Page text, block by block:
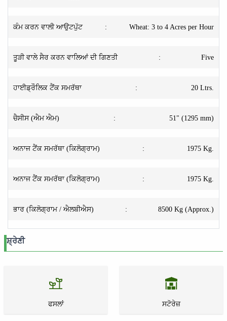
ਕੰਮ ਕਰਨ ਵਾਲੀ ਆਉਟਪੁੱਟ : Wheat: 3 to 4 Acres per Hour
ਤੂੜੀ ਵਾਲੇ ਸੈਰ ਕਰਨ ਵਾਲਿਆਂ ਦੀ ਗਿਣਤੀ : Five
ਹਾਈਡ੍ਰੌਲਿਕ ਟੈਂਕ ਸਮਰੱਥਾ : 20 Ltrs.
ਚੈਸੀਸ (ਐਮ ਐਮ) : 51" (1295 mm)
ਅਨਾਜ ਟੈਂਕ ਸਮਰੱਥਾ (ਕਿਲੋਗ੍ਰਾਮ) : 1975 Kg.
ਅਨਾਜ ਟੈਂਕ ਸਮਰੱਥਾ (ਕਿਲੋਗ੍ਰਾਮ) : 1975 Kg.
ਭਾਰ (ਕਿਲੋਗ੍ਰਾਮ / ਐਲਬੀਐਸ) : 8500 Kg (Approx.)
ਸ਼੍ਰੇਣੀ
ਫਸਲਾਂ ਸਟੋਰੇਜ਼